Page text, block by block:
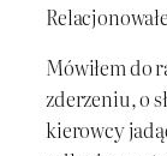
Mówiłem do
zderzeniu, o
kierowcy